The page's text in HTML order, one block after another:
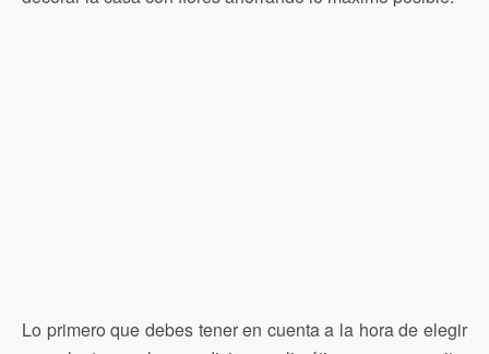
Lo primero que debes tener en cuenta a la hora de elegir